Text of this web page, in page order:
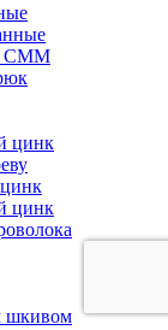
СММ
цинк
цинк
шкивом